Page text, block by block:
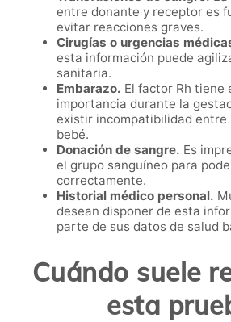
entre donante y receptor es
evitar reacciones graves.
Cirugías o urgencias
esta información puede
sanitaria.
Embarazo. El factor Rh tiene
importancia durante la
existir incompatibilidad entre
bebé.
Donación de sangre. Es
el grupo sanguíneo para
correctamente.
Historial médico personal.
desean disponer de esta
parte de sus datos de salud
Cuándo suele
esta